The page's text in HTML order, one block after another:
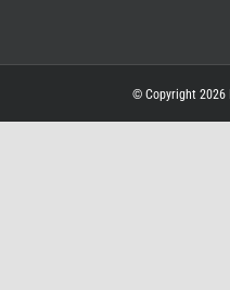
© Copyright 2026